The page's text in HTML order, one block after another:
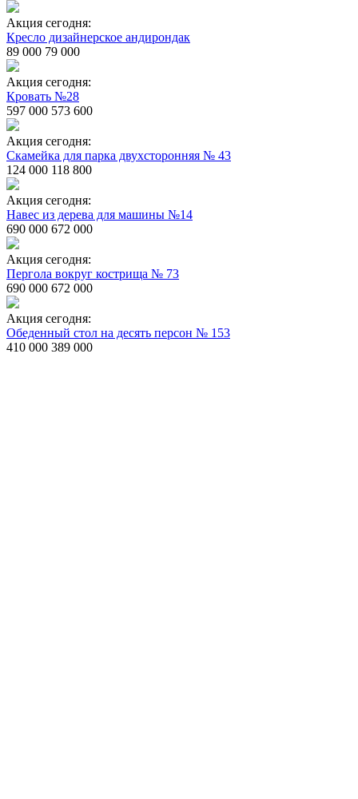
Акция сегодня:
Кресло дизайнерское андирондак
89 000 79 000
Акция сегодня:
Кровать №28
597 000 573 600
Акция сегодня:
Скамейка для парка двухсторонняя № 43
124 000 118 800
Акция сегодня:
Навес из дерева для машины №14
690 000 672 000
Акция сегодня:
Пергола вокруг кострища № 73
690 000 672 000
Акция сегодня:
Обеденный стол на десять персон № 153
410 000 389 000